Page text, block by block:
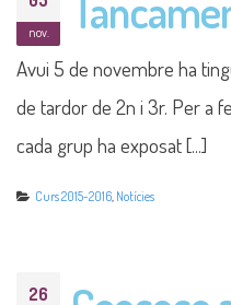
nov.
Avui 5 de novembre ha
de tardor de 2n i 3r. Per a
cada grup ha exposat [...]
Curs 2015-2016, Notícies
26